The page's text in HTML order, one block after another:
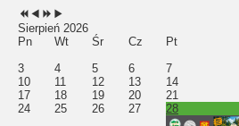
Sierpień 2026
Pn
Wt Śr Cz Pt
3
4 5 6 7
10
11 12 13 14
17
18 19 20 21
24
25 26 27 28